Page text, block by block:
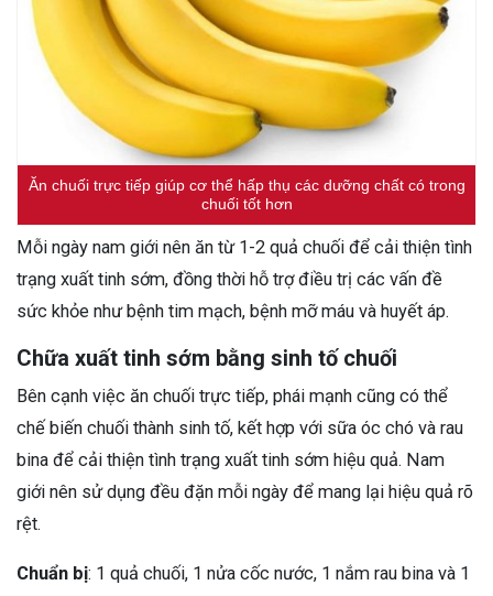
Ăn chuối trực tiếp giúp cơ thể hấp thụ các dưỡng chất có trong
chuối tốt hơn
Mỗi ngày nam giới nên ăn từ 1-2 quả chuối để cải thiện tình
trạng xuất tinh sớm, đồng thời hỗ trợ điều trị các vấn đề
sức khỏe như bệnh tim mạch, bệnh mỡ máu và huyết áp.
Chữa xuất tinh sớm bằng sinh tố chuối
Bên cạnh việc ăn chuối trực tiếp, phái mạnh cũng có thể
chế biến chuối thành sinh tố, kết hợp với sữa óc chó và rau
bina để cải thiện tình trạng xuất tinh sớm hiệu quả. Nam
giới nên sử dụng đều đặn mỗi ngày để mang lại hiệu quả rõ
rệt.
Chuẩn bị: 1 quả chuối, 1 nửa cốc nước, 1 nắm rau bina và 1